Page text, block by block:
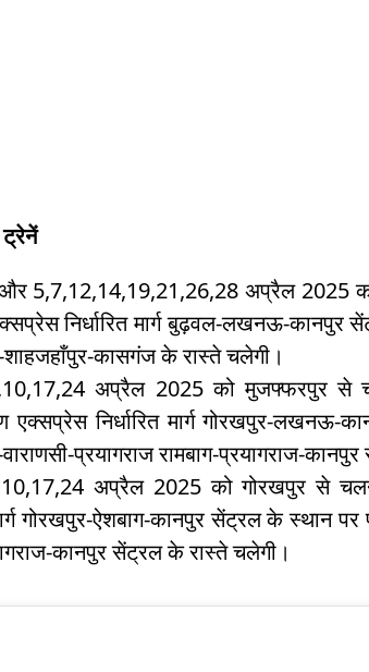
ट्रेनें
और 5,7,12,14,19,21,26,28 अप्रैल 2025
निर्धारित मार्ग बुढ़वल-लखनऊ-कानपुर
शाहजहाँपुर-कासगंज के रास्ते चलेगी।
अप्रैल 2025 को मुजफ्फरपुर से
एक्सप्रेस निर्धारित मार्ग गोरखपुर-लखनऊ-
वाराणसी-प्रयागराज रामबाग-प्रयागराज-
अप्रैल 2025 को गोरखपुर से
गोरखपुर-ऐशबाग-कानपुर सेंट्रल के स्थान पर
कानपुर सेंट्रल के रास्ते चलेगी।